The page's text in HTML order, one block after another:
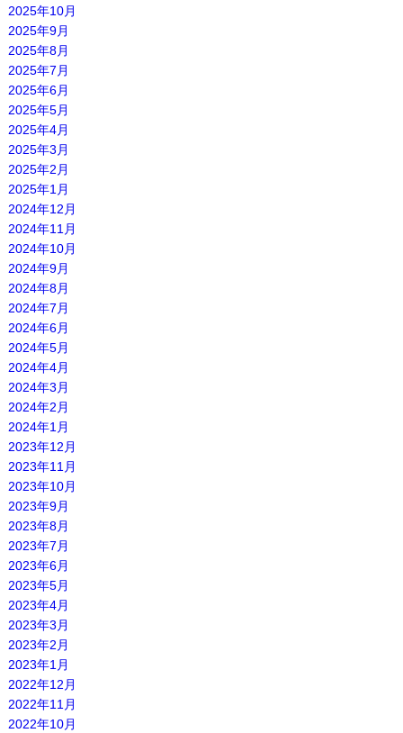
2025年10月
2025年9月
2025年8月
2025年7月
2025年6月
2025年5月
2025年4月
2025年3月
2025年2月
2025年1月
2024年12月
2024年11月
2024年10月
2024年9月
2024年8月
2024年7月
2024年6月
2024年5月
2024年4月
2024年3月
2024年2月
2024年1月
2023年12月
2023年11月
2023年10月
2023年9月
2023年8月
2023年7月
2023年6月
2023年5月
2023年4月
2023年3月
2023年2月
2023年1月
2022年12月
2022年11月
2022年10月